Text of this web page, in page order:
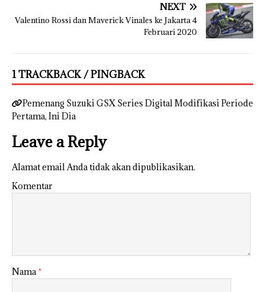
NEXT
Valentino Rossi dan Maverick Vinales ke Jakarta 4
Februari 2020
1 TRACKBACK / PINGBACK
Pemenang Suzuki GSX Series Digital Modifikasi Periode
Pertama, Ini Dia
Leave a Reply
Alamat email Anda tidak akan dipublikasikan.
Komentar
Nama*